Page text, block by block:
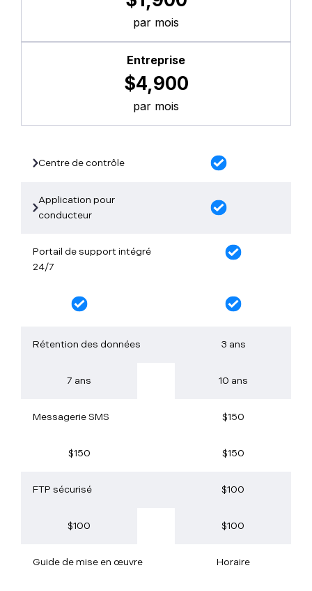
par mois
Entreprise
$4,900
par mois
Centre de contrôle
Application pour
conducteur
Portail de support intégré
24/7
Rétention des données 3 ans
7 ans 10 ans
Messagerie SMS $150
$150 $150
FTP sécurisé $100
$100 $100
Guide de mise en œuvre Horaire